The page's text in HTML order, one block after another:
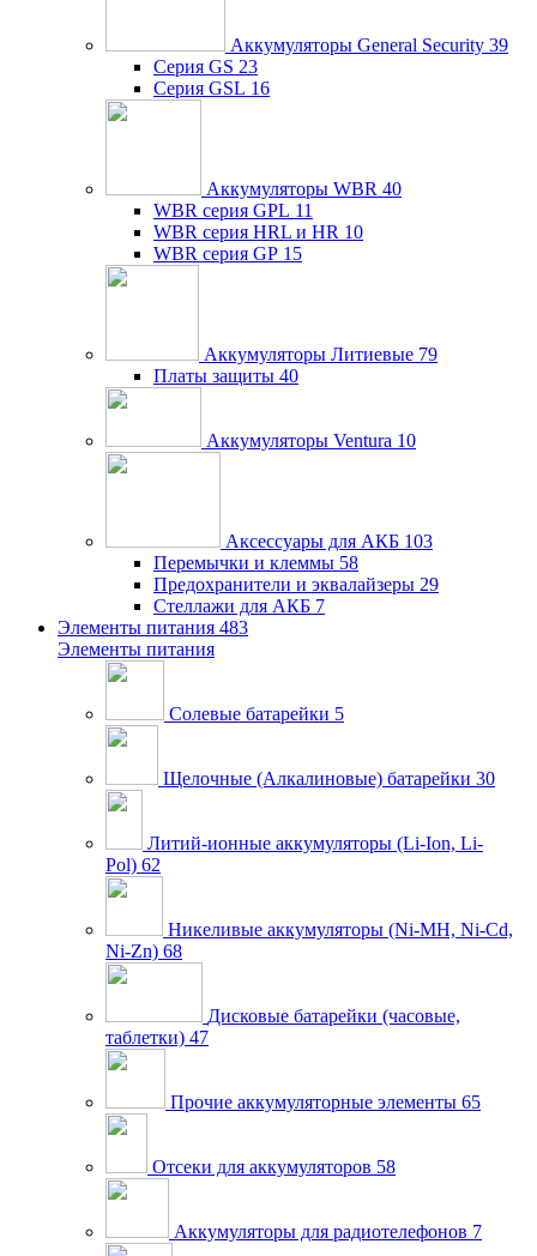
Аккумуляторы General Security 39
Серия GS 23
Серия GSL 16
Аккумуляторы WBR 40
WBR серия GPL 11
WBR серия HRL и HR 10
WBR серия GP 15
Аккумуляторы Литиевые 79
Платы защиты 40
Аккумуляторы Ventura 10
Аксессуары для АКБ 103
Перемычки и клеммы 58
Предохранители и эквалайзеры 29
Стеллажи для АКБ 7
Элементы питания 483
Элементы питания
Солевые батарейки 5
Щелочные (Алкалиновые) батарейки 30
Литий-ионные аккумуляторы (Li-Ion, Li-
Pol) 62
Никеливые аккумуляторы (Ni-MH, Ni-Cd,
Ni-Zn) 68
Дисковые батарейки (часовые,
таблетки) 47
Прочие аккумуляторные элементы 65
Отсеки для аккумуляторов 58
Аккумуляторы для радиотелефонов 7